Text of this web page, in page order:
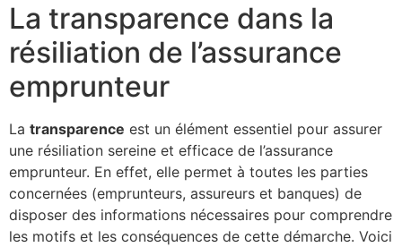
La transparence dans la
résiliation de l’assurance
emprunteur
La transparence est un élément essentiel pour assurer
une résiliation sereine et efficace de l’assurance
emprunteur. En effet, elle permet à toutes les parties
concernées (emprunteurs, assureurs et banques) de
disposer des informations nécessaires pour comprendre
les motifs et les conséquences de cette démarche. Voici